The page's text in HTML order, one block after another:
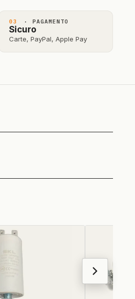
03 · PAGAMENTO
Sicuro
Carte, PayPal, Apple Pay